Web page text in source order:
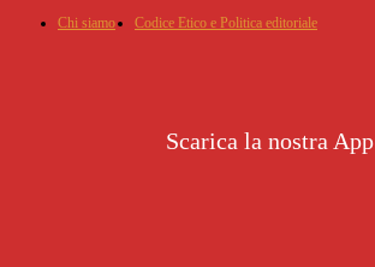
Chi siamo Codice Etico e Politica editoriale
Scarica la nostra App